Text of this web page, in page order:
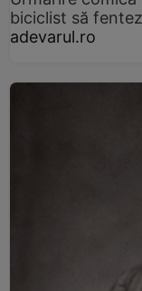
biciclist să
adevarul.ro